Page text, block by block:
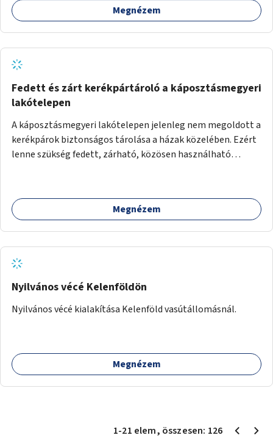
Megnézem
Fedett és zárt kerékpártároló a káposztásmegyeri
lakótelepen
A káposztásmegyeri lakótelepen jelenleg nem megoldott a
kerékpárok biztonságos tárolása a házak közelében. Ezért
lenne szükség fedett, zárható, közösen használható
Megnézem
Nyilvános vécé Kelenföldön
Nyilvános vécé kialakítása Kelenföld vasútállomásnál.
Megnézem
1-21 elem, összesen: 126